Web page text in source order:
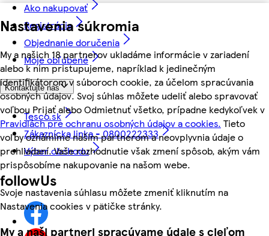
Nastavenia súkromia
My a našich 18 partnerov ukladáme informácie v zariadení
alebo k nim pristupujeme, napríklad k jedinečným
identifikátorom v súboroch cookie, za účelom spracúvania
osobných údajov. Svoj súhlas môžete udeliť alebo spravovať
voľbou Prijať alebo Odmietnuť všetko, prípadne kedykoľvek v
Pravidlách pre ochranu osobných údajov a cookies. Tieto
voľby oznámime našim partnerom a neovplyvnia údaje o
prehliadaní. Vaše rozhodnutie však zmení spôsob, akým vám
prispôsobíme nakupovanie na našom webe.
Svoje nastavenia súhlasu môžete zmeniť kliknutím na
Nastavenia cookies v pätičke stránky.
My a naši partneri spracúvame údaje s cieľom
Ako nakupovať
Registrácia
Objednanie doručenia
Moje obľúbené
Kontaktujte nás
Tesco.sk
Zákaznícka linka - 0800222333
Výber obchodu
followUs